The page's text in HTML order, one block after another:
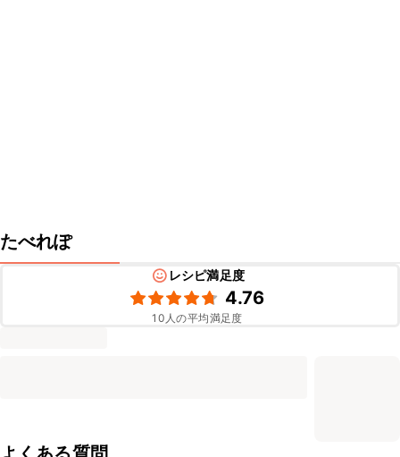
たべれぽ
レシピ満足度
4.76
10 人の平均満足度